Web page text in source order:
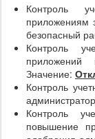
Контроль
приложениям
безопасный
Контроль
Значение:
Контроль
Контроль
повышение